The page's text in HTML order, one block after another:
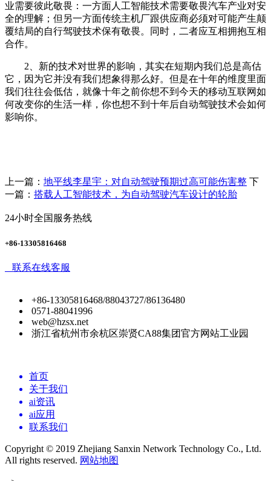
业需要彼此敬畏：一方面人工智能技术需要敬畏汽车产业对安
全的理解；但另一方面传统主机厂跟供应商必须对可能产生颠
覆结局的自行驾驶技术保有敬畏。同时，二者应互相拥抱互相
合作。
2、新的技术对世界的影响，其实在短期内我们总是高估
它，因为它并没有我们想象得那么好。但是在十年的维度里面
我们往往会低估，就像十年之前你想不到今天的移动互联网如
何改变你的生活一样，你也想不到十年后自动驾驶技术会如何
影响你。
上一篇： 地平线李星宇：对自动驾驶预期过高可能伤害整 下
一篇： 搭载人工智能技术，为自动驾驶汽车设计的轮胎
24小时全国服务热线
+86-13305816468
联系在线客服
+86-13305816468/88043727/86136480
0571-88041996
web@hzsx.net
浙江省杭州市余杭区崇贤CA88集团官方网站工业园
首页
关于我们
ai资讯
ai应用
联系我们
Copyright © 2019 Zhejiang Sanxin Network Technology Co., Ltd.
All rights reserved. 网站地图